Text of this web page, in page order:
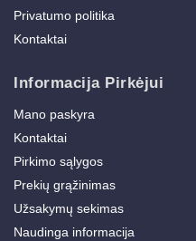
Privatumo politika
Kontaktai
Informacija Pirkėjui
Mano paskyra
Kontaktai
Pirkimo sąlygos
Prekių grąžinimas
Užsakymų sekimas
Naudinga informacija